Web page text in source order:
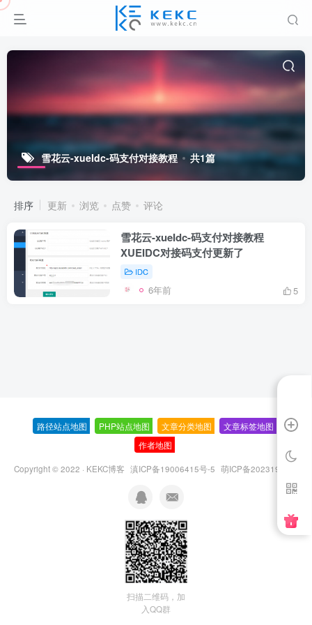
雪花云-xueIdc-码支付对接教程 共1篇
排序 更新 浏览 点赞 评论
雪花云-xueIdc-码支付对接教程
XUEIDC对接码支付更新了
IDC
6年前 5
路径站点地图 PHP站点地图 文章分类地图 文章标签地图
作者地图
Copyright © 2022 · KEKC博客 滇ICP备19006415号-5 萌ICP备20231995号
扫描二维码，加
入QQ群